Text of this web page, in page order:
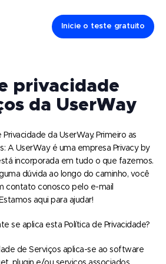
Inicie o teste gratuito
privacidade
da UserWay
da UserWay. Primeiro as
A UserWay é uma empresa Privacy by
incorporada em tudo o que fazemos.
dúvida ao longo do caminho, você
contato conosco pelo e-mail
aqui para ajudar!
se aplica esta Política de Privacidade?
de Serviços aplica-se ao software